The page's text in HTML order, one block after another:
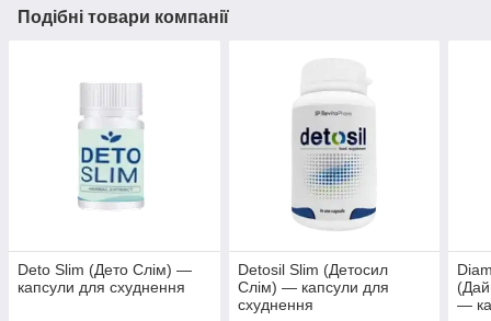
Подібні товари компанії
Deto Slim (Дето Слім) —
капсули для схуднення
Detosil Slim (Детосил
Слім) — капсули для
схуднення
—